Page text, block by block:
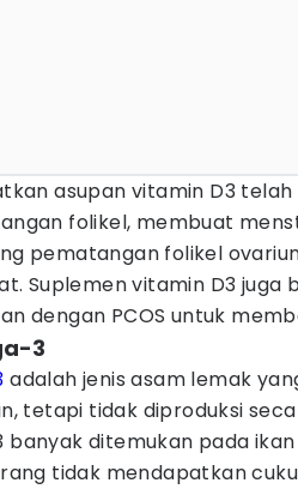
asupan vitamin D3
folikel, membuat
pematangan folikel
Suplemen vitamin D3 juga
dengan PCOS untuk
3
adalah jenis asam lemak
tetapi tidak diproduksi
banyak ditemukan pada
tidak mendapatkan